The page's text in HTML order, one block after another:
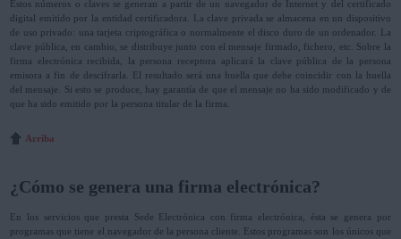
Estos números o claves se generan a partir de un navegador de Internet y del certificado
digital emitido por la entidad certificadora. La clave privada se almacena en un dispositivo
de uso privado: una tarjeta criptográfica o normalmente el disco duro de un ordenador. La
clave pública, en cambio, se distribuye junto con el mensaje firmado, fichero, etc. Sobre la
firma electrónica recibida, la persona receptora aplicará la clave pública de la persona
emisora a fin de descifrarla. El resultado será una huella que debe coincidir con la huella
del mensaje. Si esto se produce, hay garantía de que el mensaje no ha sido modificado y de
que ha sido emitido por la persona titular de la firma.
Arriba
¿Cómo se genera una firma electrónica?
En los servicios que presta Sede Electrónica con firma electrónica, ésta se genera por
programas que tiene el navegador de la persona cliente. Estos programas son los únicos que